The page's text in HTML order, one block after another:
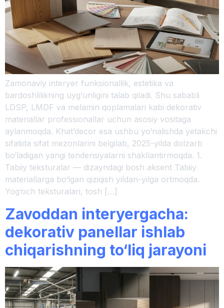
Zamonaviy interyer funksionallik, estetika va
bardoshlilikning uyg‘unligini talab qiladi. Shu sababli
LDSP, LMDF va melamin qoplamalari kabi dekorativ
materiallar professionallar uchun asosiy vositaga
aylanmoqda. Khat’decor esa ushbu yo‘nalishda yetakchi
sifatida sifat mezonlarini belgilab, 2025-yilda dolzarb
bo‘ladigan yangi tendensiyalarni shakllantirmoqda. 1.
Tabiiy teksturalar — dizayndagi bosh aksent Tabiiy
materiallarga bo‘lgan qiziqish yildan-yilga ortmoqda.
Yog‘och teksturalari, tosh […]
Zavoddan interyergacha:
dekorativ panellar ishlab
chiqarishning to‘liq jarayoni